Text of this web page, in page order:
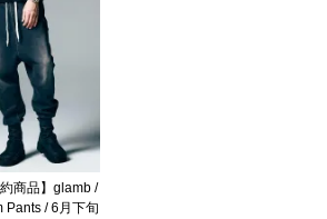
商品】glamb /
Pants / 6月下旬